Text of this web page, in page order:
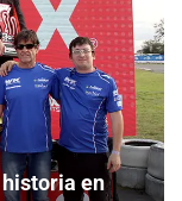
historia en